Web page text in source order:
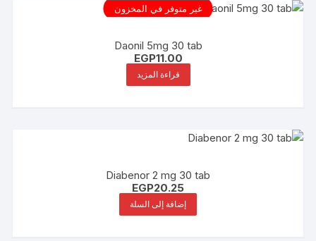
غير متوفر في المخزون
Daonil 5mg 30 tab
EGP11.00
قراءة المزيد
Diabenor 2 mg 30 tab
EGP20.25
إضافة إلى السلة